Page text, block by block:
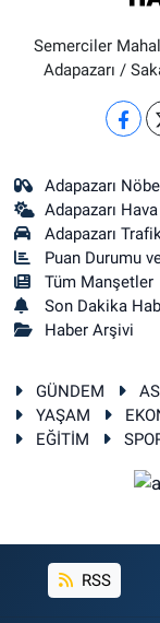
Semerciler
Adapazarı /
Adapazarı
Adapazarı
Adapazarı
Puan Durumu
Tüm Manşetler
Son Dakika
Haber Arşivi
GÜNDEM
YAŞAM
EĞİTİM
RSS